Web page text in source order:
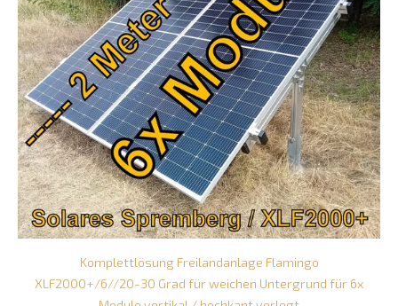
Komplettlösung Freilandanlage Flamingo
XLF2000+/6//20-30 Grad für weichen Untergrund für 6x